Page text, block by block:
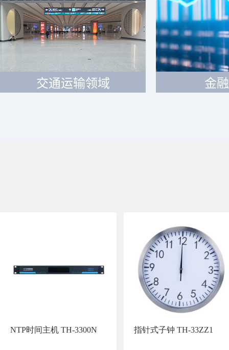
交通运输领域 金
NTP时间主机 TH-3300N 指针式子钟 TH-33ZZ1